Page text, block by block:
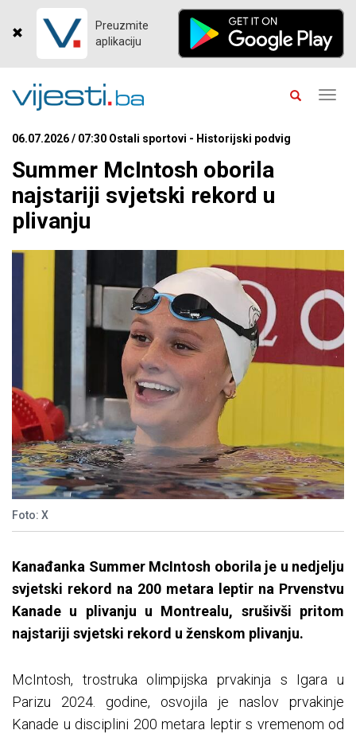
Preuzmite
aplikaciju
06.07.2026 / 07:30 Ostali sportovi - Historijski podvig
Summer McIntosh oborila
najstariji svjetski rekord u
plivanju
Foto: X
Kanađanka Summer McIntosh oborila je u nedjelju
svjetski rekord na 200 metara leptir na Prvenstvu
Kanade u plivanju u Montrealu, srušivši pritom
najstariji svjetski rekord u ženskom plivanju.
McIntosh, trostruka olimpijska prvakinja s Igara u
Parizu 2024. godine, osvojila je naslov prvakinje
Kanade u disciplini 200 metara leptir s vremenom od